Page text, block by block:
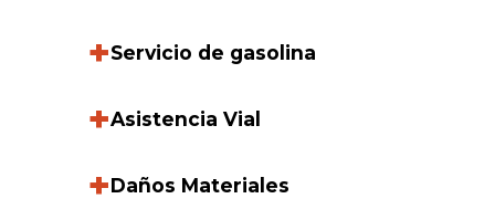
+Servicio de gasolina
+Asistencia Vial
+Daños Materiales